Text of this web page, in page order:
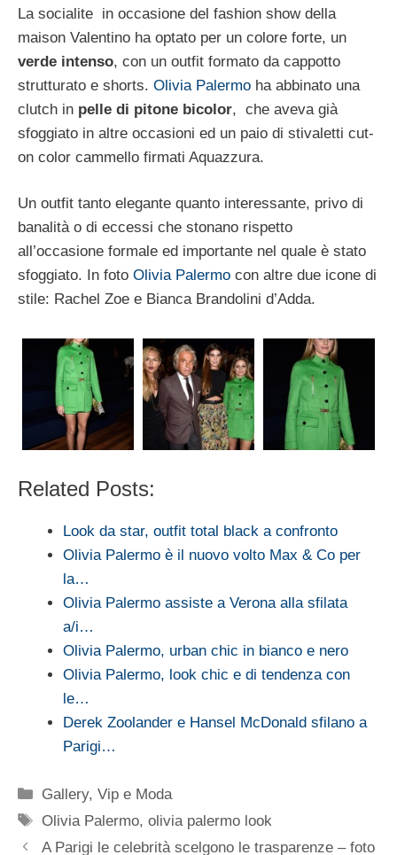
La socialite in occasione del fashion show della
maison Valentino ha optato per un colore forte, un
verde intenso, con un outfit formato da cappotto
strutturato e shorts. Olivia Palermo ha abbinato una
clutch in pelle di pitone bicolor, che aveva già
sfoggiato in altre occasioni ed un paio di stivaletti cut-
on color cammello firmati Aquazzura.
Un outfit tanto elegante quanto interessante, privo di
banalità o di eccessi che stonano rispetto
all’occasione formale ed importante nel quale è stato
sfoggiato. In foto Olivia Palermo con altre due icone di
stile: Rachel Zoe e Bianca Brandolini d’Adda.
Related Posts:
Look da star, outfit total black a confronto
Olivia Palermo è il nuovo volto Max & Co per
la…
Olivia Palermo assiste a Verona alla sfilata
a/i…
Olivia Palermo, urban chic in bianco e nero
Olivia Palermo, look chic e di tendenza con
le…
Derek Zoolander e Hansel McDonald sfilano a
Parigi…
Categorie
Gallery,Vip e Moda
Tag
Olivia Palermo,olivia palermo look
A Parigi le celebrità scelgono le trasparenze – foto